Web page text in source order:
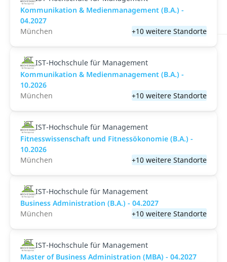
Kommunikation & Medienmanagement (B.A.) -
04.2027
München
+10 weitere Standorte
IST-Hochschule für Management
Kommunikation & Medienmanagement (B.A.) -
10.2026
München
+10 weitere Standorte
IST-Hochschule für Management
Fitnesswissenschaft und Fitnessökonomie (B.A.) -
10.2026
München
+10 weitere Standorte
IST-Hochschule für Management
Business Administration (B.A.) - 04.2027
München
+10 weitere Standorte
IST-Hochschule für Management
Master of Business Administration (MBA) - 04.2027